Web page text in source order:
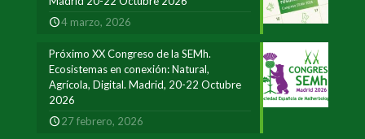
4 marzo, 2026
Próximo XX Congreso de la SEMh.
Ecosistemas en conexión: Natural,
Agrícola, Digital. Madrid, 20-22 Octubre
2026
27 febrero, 2026